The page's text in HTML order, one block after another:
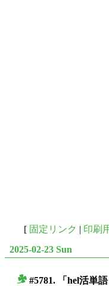
[ 固定リンク | 印刷
2025-02-23 Sun
#5781. 「hel活単